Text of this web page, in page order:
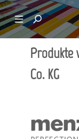
springen
Hersteller von A-Z
Produkte
Co. KG